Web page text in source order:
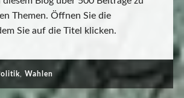
Themen. Öffnen Sie die
Sie auf die Titel klicken.
, Wahlen